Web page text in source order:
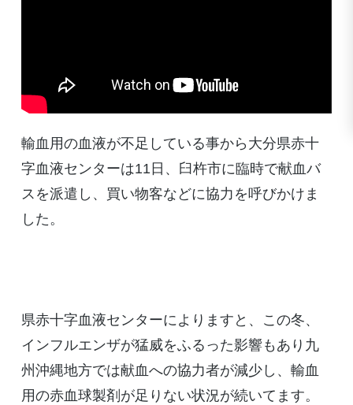
輸血用の血液が不足している事から大分県赤十
字血液センターは11日、臼杵市に臨時で献血バ
スを派遣し、買い物客などに協力を呼びかけま
した。
県赤十字血液センターによりますと、この冬、
インフルエンザが猛威をふるった影響もあり九
州沖縄地方では献血への協力者が減少し、輸血
用の赤血球製剤が足りない状況が続いてます。